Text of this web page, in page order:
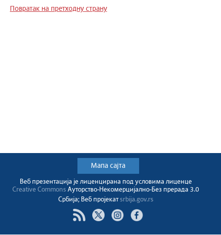
Повратак на претходну страну
Мапа сајта
Веб презентација jе лиценциранa под условима лиценце
Creative CommonsАуторство-Некомерцијално-Без прерада 3.0
Србија; Веб пројекатsrbija.gov.rs